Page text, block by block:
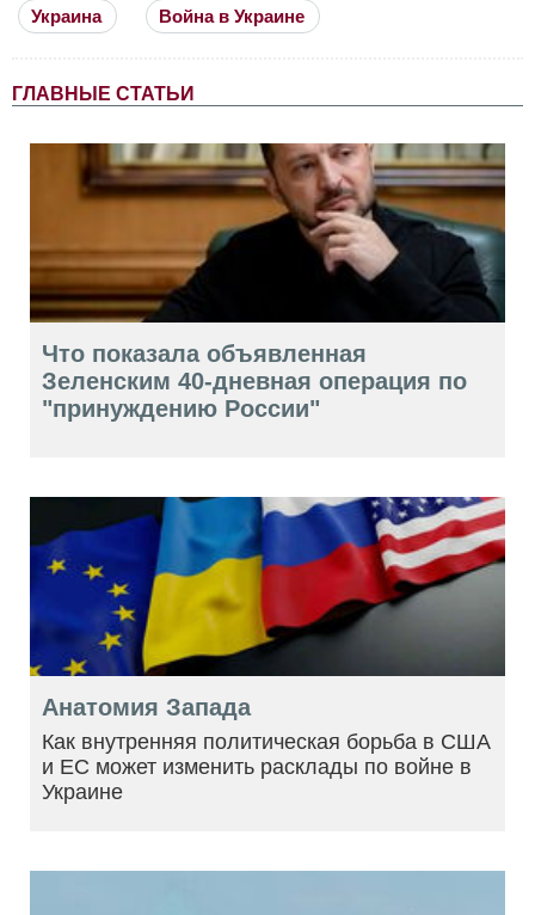
Украина Война в Украине
ГЛАВНЫЕ СТАТЬИ
Что показала объявленная
Зеленским 40-дневная операция по
"принуждению России"
Анатомия Запада
Как внутренняя политическая борьба в США
и ЕС может изменить расклады по войне в
Украине